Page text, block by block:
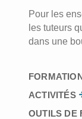
Pour les
les tuteurs
dans une
ACTIVITÉS
OUTILS DE